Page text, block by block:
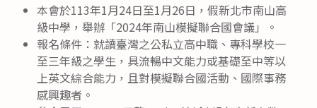
本會於113年1月24日至1月26日，假新北市南山高
級中學，舉辦「2024年南山模擬聯合國會議」。
報名條件：就讀臺灣之公私立高中職、專科學校一
至三年級之學生，具流暢中文能力或基礎至中等以
上英文綜合能力，且對模擬聯合國活動、國際事務
感興趣者。